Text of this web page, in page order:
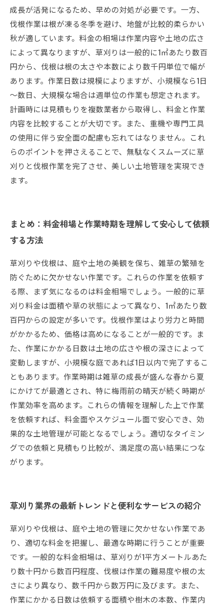
成長が活発になるため、早めの対処が必要です。一方、
伐根作業は根が凍る冬季を避け、地盤が比較的柔らかい
秋が適しています。料金の相場は作業内容や土地の広さ
によって異なりますが、草刈りは一般的に1㎡あたり数百
円から、伐根は根の太さや本数により数千円単位で幅が
あります。作業日数は規模によりますが、小規模なら1日
～数日、大規模な場合は週単位の作業も想定されます。
計画時には見積もりを複数業者から取得し、料金と作業
内容を比較することが大切です。また、重機や専門工具
の使用に伴う安全面の配慮も忘れてはなりません。これ
らのポイントを押さえることで、無駄なくスムーズに草
刈りと伐根作業を完了させ、美しい土地管理を実現でき
ます。
まとめ：料金相場と作業時期を理解して安心して依頼
する方法
草刈りや伐根は、庭や土地の美観を保ち、雑草の繁殖を
防ぐために欠かせない作業です。これらの作業を依頼す
る際、まず気になるのは料金相場でしょう。一般的に草
刈り料金は面積や草の状態によって異なり、1㎡あたり数
百円からの設定が多いです。伐根作業はより労力と時間
がかかるため、価格は高めになることが一般的です。ま
た、作業にかかる日数は土地の広さや根の深さによって
変動しますが、小規模な庭であれば1日以内で完了するこ
ともあります。作業時期は雑草の成長が盛んな春から夏
にかけてが最適とされ、特に梅雨前の晴天が続く時期が
作業効率を高めます。これらの情報を理解した上で作業
を依頼すれば、料金面やスケジュール面で安心でき、効
果的な土地管理が可能となるでしょう。適切なタイミン
グでの依頼と見積もり比較が、満足度の高い結果につな
がります。
草刈り業界の最新トレンドと便利なサービスの紹介
草刈りや伐根は、庭や土地の管理に欠かせない作業であ
り、適切な料金を把握し、最適な時期に行うことが重要
です。一般的な料金相場は、草刈りが1平方メートルあた
り数十円から数百円程度、伐根は作業の難易度や根の太
さにより異なり、数千円から数万円に及びます。また、
作業にかかる日数は依頼する面積や樹木の本数、作業内